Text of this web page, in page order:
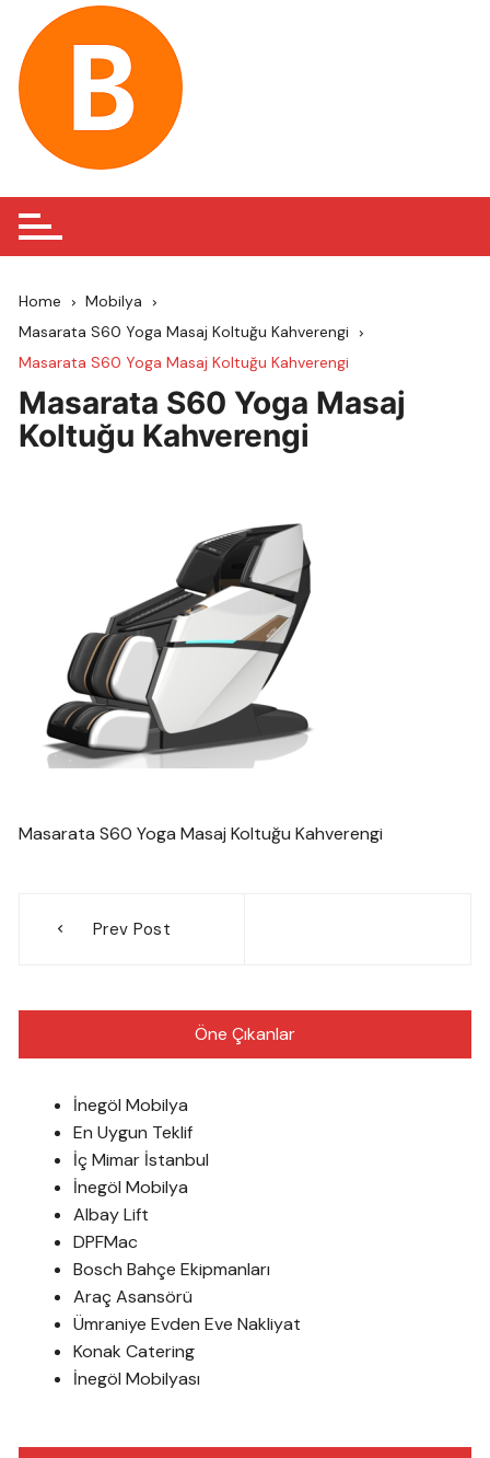
content
Home
Mobilya
Masarata S60 Yoga Masaj Koltuğu Kahverengi
Masarata S60 Yoga Masaj Koltuğu Kahverengi
Masarata S60 Yoga Masaj
Koltuğu Kahverengi
Masarata S60 Yoga Masaj Koltuğu Kahverengi
gezinmesi
Prev Post
Öne Çıkanlar
İnegöl Mobilya
En Uygun Teklif
İç Mimar İstanbul
İnegöl Mobilya
Albay Lift
DPFMac
Bosch Bahçe Ekipmanları
Araç Asansörü
Ümraniye Evden Eve Nakliyat
Konak Catering
İnegöl Mobilyası